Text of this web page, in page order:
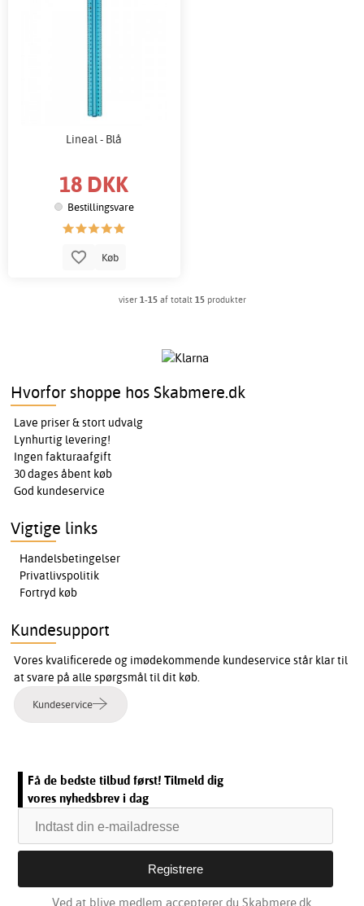
Lineal - Blå
18 DKK
Bestillingsvare
Køb
viser 1-15af totalt 15produkter
Hvorfor shoppe hos Skabmere.dk
Lave priser & stort udvalg
Lynhurtig levering!
Ingen fakturaafgift
30 dages åbent køb
God kundeservice
Vigtige links
Handelsbetingelser
Privatlivspolitik
Fortryd køb
Kundesupport
Vores kvalificerede og imødekommende kundeservice står klar til
at svare på alle spørgsmål til dit køb.
Kundeservice
Få de bedste tilbud først! Tilmeld dig
vores nyhedsbrev i dag
Ved at blive medlem accepterer du Skabmere.dk